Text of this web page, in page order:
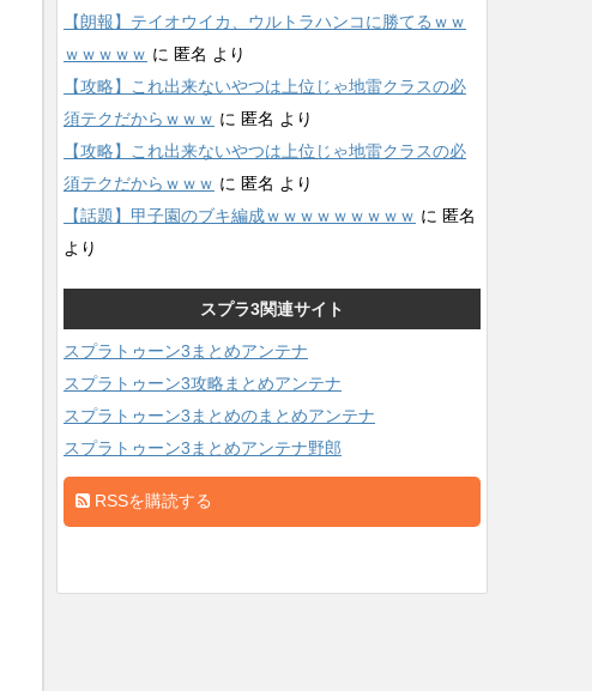
【朗報】テイオウイカ、ウルトラハンコに勝てるｗｗ
ｗｗｗｗｗ に 匿名 より
【攻略】これ出来ないやつは上位じゃ地雷クラスの必
須テクだからｗｗｗ に 匿名 より
【攻略】これ出来ないやつは上位じゃ地雷クラスの必
須テクだからｗｗｗ に 匿名 より
【話題】甲子園のブキ編成ｗｗｗｗｗｗｗｗｗ に 匿名
より
スプラ3関連サイト
スプラトゥーン3まとめアンテナ
スプラトゥーン3攻略まとめアンテナ
スプラトゥーン3まとめのまとめアンテナ
スプラトゥーン3まとめアンテナ野郎
RSSを購読する